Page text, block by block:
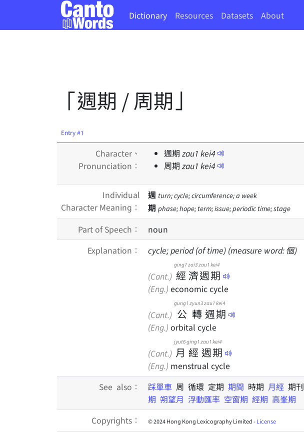
Dictionary Resources Datasets About
「週期 / 周期」
Entry #1
Character、
Pronunciation：
週期 zau1 kei4
周期 zau1 kei4
Individual
Character Meaning：
週 turn; cycle; circumference; a week
期 phase; hope; term; issue; periodic time; stage
Part of Speech：
noun
Explanation：
cycle; period (of time) (measure word: 個)
(Cant.) 經
ging1
濟
zai3
週
zau1
期
kei4
(Eng.) economic cycle
(Cant.) 公
gung1
轉
zyun3
週
zau1
期
kei4
(Eng.) orbital cycle
(Cant.) 月
jyut6
經
ging1
週
zau1
期
kei4
(Eng.) menstrual cycle
See also：
踩單車 周 循環 定期 期間 時期 月經 期刊
期 朔望月 浮動匯率 空窗期 經期 高峯期
Copyrights： © 2024 Hong Kong Lexicography Limited -License